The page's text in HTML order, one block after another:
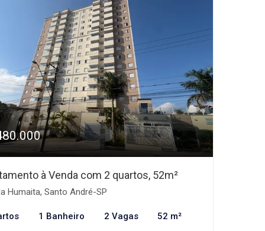
à Venda com 2 quartos, 52m²
Humaita, Santo André-SP
1 Banheiro 2 Vagas 52 m²